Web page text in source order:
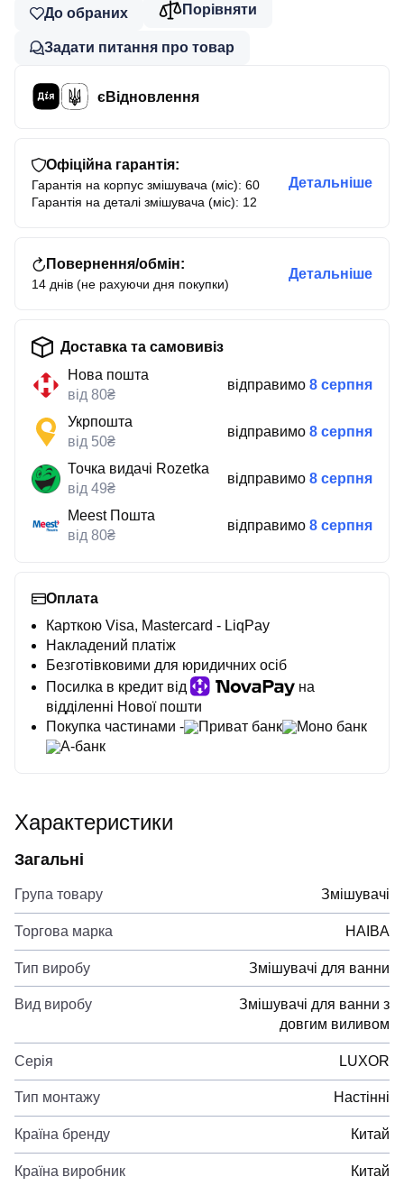
До обраних Порівняти
Задати питання про товар
єВідновлення
Офіційна гарантія:
Гарантія на корпус змішувача (міс): 60
Гарантія на деталі змішувача (міс): 12
Детальніше
Повернення/обмін:
14 днів (не рахуючи дня покупки)
Детальніше
Доставка та самовивіз
Нова пошта
від 80₴
відправимо 8 серпня
Укрпошта
від 50₴
відправимо 8 серпня
Точка видачі Rozetka
від 49₴
відправимо 8 серпня
Meest Пошта
від 80₴
відправимо 8 серпня
Оплата
Карткою Visa, Mastercard - LiqPay
Накладений платіж
Безготівковими для юридичних осіб
Посилка в кредит від
на
відділенні Нової пошти
Покупка частинами -
Приват банк
Моно банк
А-банк
Характеристики
Загальні
Група товару Змішувачі
Торгова марка HAIBA
Тип виробу Змішувачі для ванни
Вид виробу
Змішувачі для ванни з
довгим виливом
Серія LUXOR
Тип монтажу Настінні
Країна бренду Китай
Країна виробник Китай